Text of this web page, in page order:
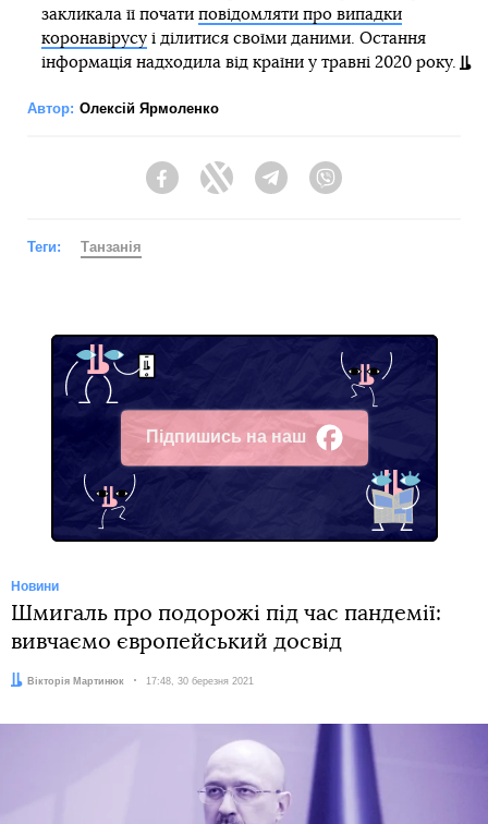
закликала її почати повідомляти про випадки
коронавірусуі ділитися своїми даними. Остання
інформація надходила від країни у травні 2020 року.
Автор: Олексій Ярмоленко
FacebookTwitter Telegram
Теги: Танзанія
Підпишись на наш
Facebook
Новини
Шмигаль про подорожі під час пандемії:
вивчаємо європейський досвід
Автор:Вікторія Мартинюк Дата:
17:48, 30 березня 2021